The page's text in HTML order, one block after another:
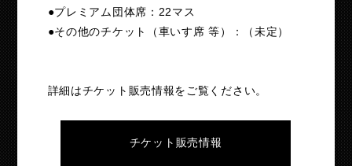
●プレミアム団体席：22マス
●その他のチケット（車いす席 等）：（未定）
詳細はチケット販売情報をご覧ください。
チケット販売情報